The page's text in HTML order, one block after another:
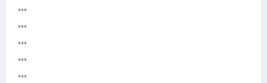
***
***
***
***
***